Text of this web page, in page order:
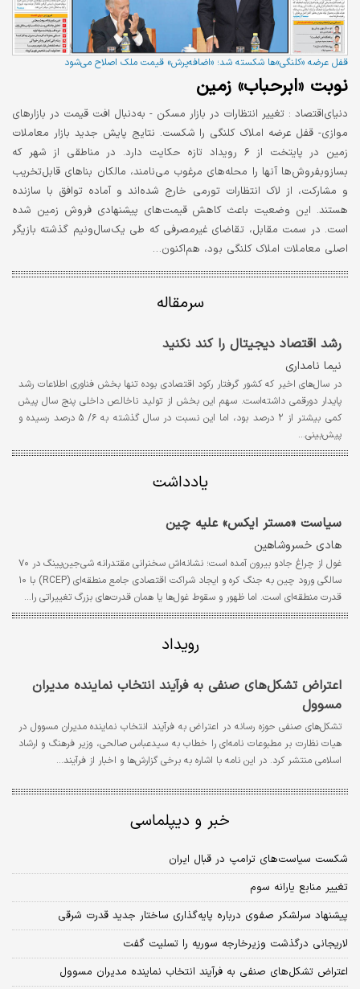
قفل عرضه «کلنگی»ها شکسته شد؛ «اضافه‌پرش» قیمت ملک اصلاح می‌شود
نوبت «ابرحباب» زمین
دنیای‌اقتصاد : تغییر انتظارات در بازار مسکن - به‌دنبال افت قیمت‌ در بازارهای
موازی- قفل عرضه املاک کلنگی را شکست. نتایج پایش جدید بازار معاملات
زمین در پایتخت از ۶ رویداد تازه حکایت دارد. در مناطقی از شهر که
بسازوبفروش‌ها آنها را محله‌های مرغوب می‌نامند، مالکان بناهای قابل‌‌تخریب
و مشارکت، از لاک انتظارات تورمی خارج شده‌اند و آماده توافق با سازنده
هستند. این وضعیت باعث کاهش قیمت‌های پیشنهادی فروش زمین شده
است. در سمت مقابل، تقاضای غیرمصرفی که طی یک‌سال‌ونیم گذشته بازیگر
اصلی معاملات املاک کلنگی بود، هم‌اکنون…
سرمقاله
رشد اقتصاد دیجیتال را کند نکنید
نیما نامداری
در سال‌های اخیر که کشور گرفتار رکود اقتصادی بوده تنها بخش فناوری اطلاعات رشد
پایدار دورقمی داشته‌است. سهم این بخش از تولید ناخالص داخلی پنج سال پیش
کمی بیشتر از ۲ درصد بود، اما این نسبت در سال گذشته به ۶/ ۵ درصد رسیده و
پیش‌بینی…
یادداشت
سیاست «مستر ایکس» علیه چین
هادی خسروشاهین
غول از چراغ جادو بیرون آمده است؛ نشانه‌اش سخنرانی مقتدرانه شی‌جین‌پینگ در ۷۰
سالگی ورود چین به جنگ کره و ایجاد شراکت اقتصادی جامع منطقه‌ای (RCEP) با ۱۰
قدرت منطقه‌ای است. اما ظهور و سقوط غول‌ها یا همان قدرت‌های بزرگ تغییراتی را…
رویداد
اعتراض تشکل‌های صنفی به فرآیند انتخاب نماینده مدیران
مسوول
تشکل‌های صنفی حوزه رسانه در اعتراض به فرآیند انتخاب نماینده مدیران مسوول در
هیات نظارت بر مطبوعات نامه‌ای را خطاب به سیدعباس صالحی، وزیر فرهنگ و ارشاد
اسلامی منتشر کرد. در این نامه با اشاره به برخی گزارش‌ها و اخبار از فرآیند…
خبر و دیپلماسی
شکست سیاست‌های ترامپ در قبال ایران
تغییر منابع یارانه سوم
پیشنهاد سرلشکر صفوی درباره پایه‌گذاری ساختار جدید قدرت شرقی
لاریجانی درگذشت وزیرخارجه سوریه را تسلیت گفت
اعتراض تشکل‌های صنفی به فرآیند انتخاب نماینده مدیران مسوول